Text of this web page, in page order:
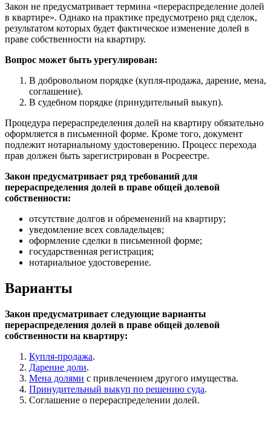
Закон не предусматривает термина «перераспределение долей
в квартире». Однако на практике предусмотрено ряд сделок,
результатом которых будет фактическое изменение долей в
праве собственности на квартиру.
Вопрос может быть урегулирован:
В добровольном порядке (купля-продажа, дарение, мена,
соглашение).
В судебном порядке (принудительный выкуп).
Процедура перераспределения долей на квартиру обязательно
оформляется в письменной форме. Кроме того, документ
подлежит нотариальному удостоверению. Процесс перехода
прав должен быть зарегистрирован в Росреестре.
Закон предусматривает ряд требований для
перераспределения долей в праве общей долевой
собственности:
отсутствие долгов и обременений на квартиру;
уведомление всех совладельцев;
оформление сделки в письменной форме;
государственная регистрация;
нотариальное удостоверение.
Варианты
Закон предусматривает следующие варианты
перераспределения долей в праве общей долевой
собственности на квартиру:
Купля-продажа.
Дарение доли.
Мена долями с привлечением другого имущества.
Принудительный выкуп по решению суда.
Соглашение о перераспределении долей.